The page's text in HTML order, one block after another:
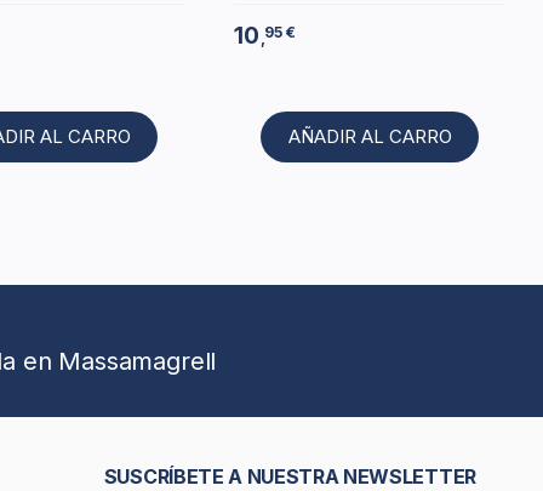
AL CARRO
10 ,95 €
AÑADIR AL CARRO
en Massamagrell
SUSCRÍBETE A NUESTRA NEWSLETTER